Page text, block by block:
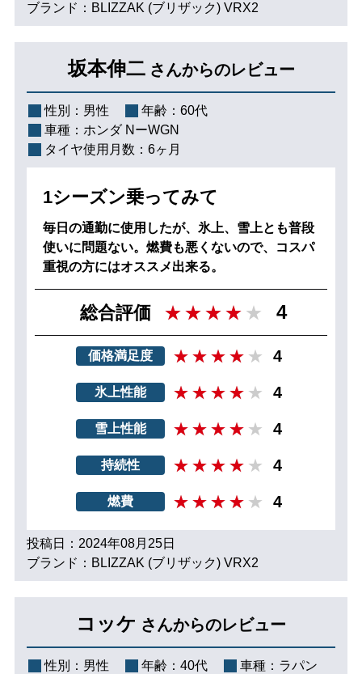
ブランド：BLIZZAK (ブリザック) VRX2
坂本伸二 さんからのレビュー
性別： 男性 年齢： 60代
車種： ホンダ NーWGN
タイヤ使用月数： 6ヶ月
1シーズン乗ってみて
毎日の通勤に使用したが、氷上、雪上とも普段
使いに問題ない。燃費も悪くないので、コスパ
重視の方にはオススメ出来る。
総合評価 4
価格満足度 4
氷上性能 4
雪上性能 4
持続性 4
燃費 4
投稿日：2024年08月25日
ブランド：BLIZZAK (ブリザック) VRX2
コッケ さんからのレビュー
性別： 男性 年齢： 40代 車種： ラパン